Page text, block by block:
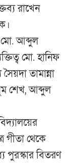
রাখেন
মো. আব্দুল
মো. হানিফ
তামান্না
শেখ, আব্দুল
গীতা থেকে
পুরস্কার বিতরণ